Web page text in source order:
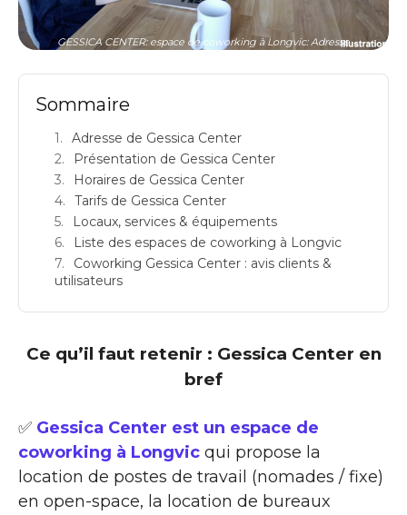
GESSICA CENTER: espace de coworking à Longvic: Adresse
Sommaire
Adresse de Gessica Center
Présentation de Gessica Center
Horaires de Gessica Center
Tarifs de Gessica Center
Locaux, services & équipements
Liste des espaces de coworking à Longvic
Coworking Gessica Center : avis clients &
utilisateurs
Ce qu’il faut retenir : Gessica Center en
bref
✅ Gessica Center est un espace de
coworking à Longvic qui propose la
location de postes de travail (nomades / fixe)
en open-space, la location de bureaux